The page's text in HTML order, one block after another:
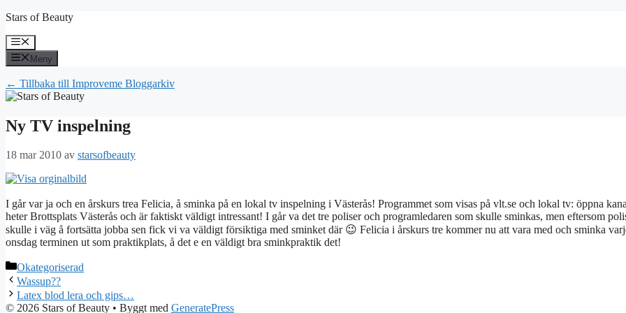
Hoppa
innehåll
Stars of Beauty
Meny
Meny
← Tillbaka till Improveme Bloggarkiv
Ny TV inspelning
18 mar 2010 av starsofbeauty
I går var ja och en årskurs trea Felicia, å sminka på en lokal tv inspelning i Västerås! Programmet som visas på vlt.se och lokal tv: öppna
heter Brottsplats Västerås och är faktiskt väldigt intressant! I går va det tre poliser och programledaren som skulle sminkas, men eftersom
skulle i väg å fortsätta jobba sen fick vi va väldigt försiktiga med sminket där 😉 Felicia i årskurs tre kommer nu att vara med och sminka
onsdag terminen ut som praktikplats, å det e en väldigt bra sminkpraktik det!
Kategorier
Okategoriserad
Wassup??
Latex blod lera och gips…
© 2026 Stars of Beauty • Byggt med GeneratePress